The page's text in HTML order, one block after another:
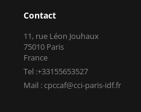
Contact
11, rue Léon Jouhaux
75010 Paris
France
Tel :+33155653527
Mail : cpccaf@cci-paris-idf.fr